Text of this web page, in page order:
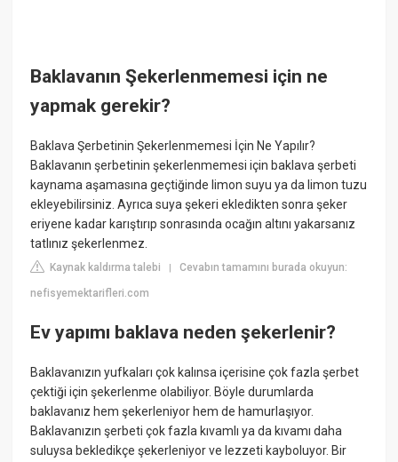
Baklavanın Şekerlenmemesi için ne
yapmak gerekir?
Baklava Şerbetinin Şekerlenmemesi İçin Ne Yapılır?
Baklavanın şerbetinin şekerlenmemesi için baklava şerbeti
kaynama aşamasına geçtiğinde limon suyu ya da limon tuzu
ekleyebilirsiniz. Ayrıca suya şekeri ekledikten sonra şeker
eriyene kadar karıştırıp sonrasında ocağın altını yakarsanız
tatlınız şekerlenmez.
Kaynak kaldırma talebi |Cevabın tamamını burada okuyun:
nefisyemektarifleri.com
Ev yapımı baklava neden şekerlenir?
Baklavanızın yufkaları çok kalınsa içerisine çok fazla şerbet
çektiği için şekerlenme olabiliyor. Böyle durumlarda
baklavanız hem şekerleniyor hem de hamurlaşıyor.
Baklavanızın şerbeti çok fazla kıvamlı ya da kıvamı daha
suluysa bekledikçe şekerleniyor ve lezzeti kayboluyor. Bir